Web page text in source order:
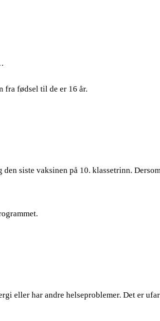
fra fødsel til de er 16 år.
siste vaksinen på 10. klassetrinn.
eller har andre helseproblemer. Det er